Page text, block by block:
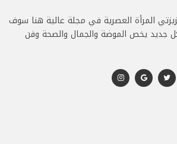
المرأة العصرية في مجلة عالية هنا سوف
جديد يخص الموضة والجمال والصحة وفن